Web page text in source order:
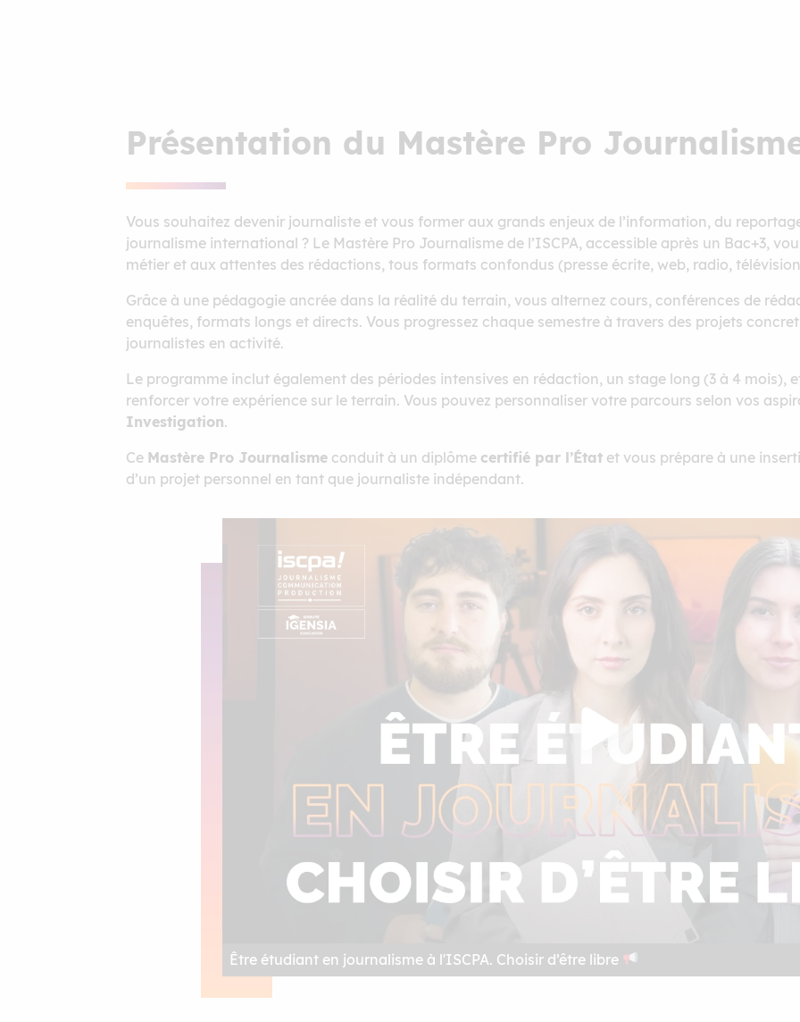
Présentation du Mastère Pro
Vous souhaitez devenir journaliste et vous former aux grands enjeux de l’information, du
journalisme international ? Le Mastère Pro Journalisme de l’ISCPA, accessible après un Bac+3,
métier et aux attentes des rédactions, tous formats confondus (presse écrite, web, radio,
Grâce à une pédagogie ancrée dans la réalité du terrain, vous alternez cours, conférences de
enquêtes, formats longs et directs. Vous progressez chaque semestre à travers des projets
journalistes en activité.
Le programme inclut également des périodes intensives en rédaction, un stage long (3 à 4 mois),
renforcer votre expérience sur le terrain. Vous pouvez personnaliser votre parcours selon vos
Investigation.
Ce Mastère Pro Journalisme conduit à un diplôme certifié par l’État et vous prépare à une
d’un projet personnel en tant que journaliste indépendant.
Être étudiant en journalisme à l'ISCPA. Choisir d’être libre